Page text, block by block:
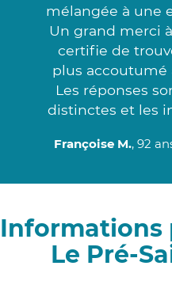
mélangée à une
Un grand merci
certifie de
plus accoutumé
Les réponses
distinctes et les
Françoise M., 92
Informations
Le Pré-